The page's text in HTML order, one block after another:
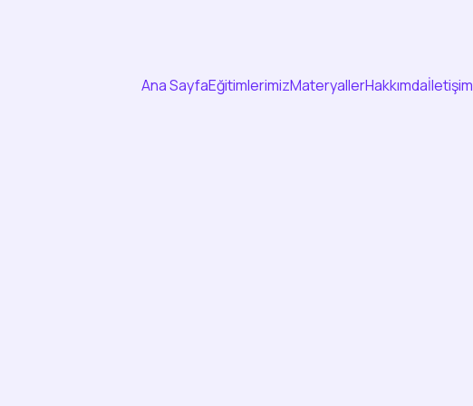
Ana SayfaEğitimlerimizMateryallerHakkımdaİletişim